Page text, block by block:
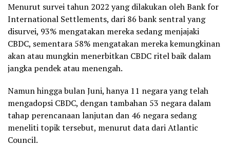
Menurut survei tahun 2022 yang dilakukan oleh Bank for
International Settlements, dari 86 bank sentral yang
disurvei, 93% mengatakan mereka sedang menjajaki
CBDC, sementara 58% mengatakan mereka kemungkinan
akan atau mungkin menerbitkan CBDC ritel baik dalam
jangka pendek atau menengah.
Namun hingga bulan Juni, hanya 11 negara yang telah
mengadopsi CBDC, dengan tambahan 53 negara dalam
tahap perencanaan lanjutan dan 46 negara sedang
meneliti topik tersebut, menurut data dari Atlantic
Council.